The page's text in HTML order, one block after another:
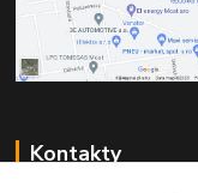
Kontakty